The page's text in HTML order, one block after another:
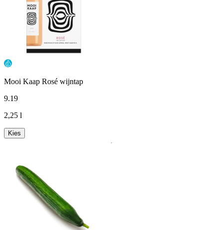
Mooi Kaap Rosé wijntap
9.19
2,25 l
Kies